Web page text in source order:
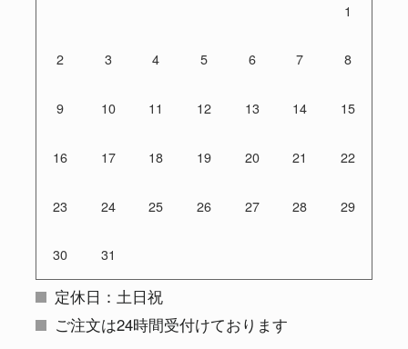
1
2 3 4 5 6 7 8
9 10 11 12 13 14 15
16 17 18 19 20 21 22
23 24 25 26 27 28 29
30 31
定休日：土日祝
ご注文は24時間受付けております